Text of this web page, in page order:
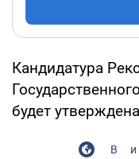
Кандидатура
будет